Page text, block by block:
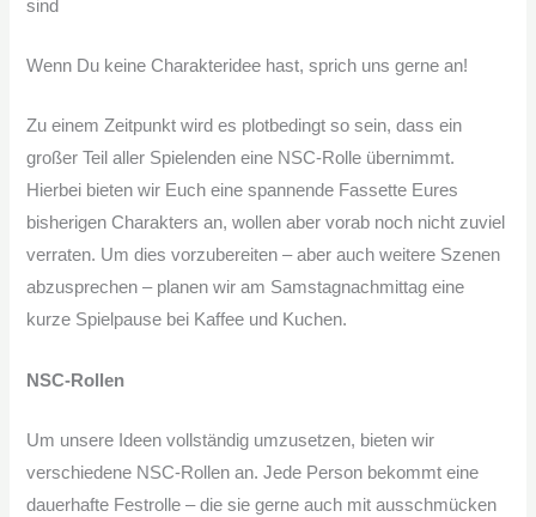
sind
Wenn Du keine Charakteridee hast, sprich uns gerne an!
Zu einem Zeitpunkt wird es plotbedingt so sein, dass ein
großer Teil aller Spielenden eine NSC-Rolle übernimmt.
Hierbei bieten wir Euch eine spannende Fassette Eures
bisherigen Charakters an, wollen aber vorab noch nicht zuviel
verraten. Um dies vorzubereiten – aber auch weitere Szenen
abzusprechen – planen wir am Samstagnachmittag eine
kurze Spielpause bei Kaffee und Kuchen.
NSC-Rollen
Um unsere Ideen vollständig umzusetzen, bieten wir
verschiedene NSC-Rollen an. Jede Person bekommt eine
dauerhafte Festrolle – die sie gerne auch mit ausschmücken